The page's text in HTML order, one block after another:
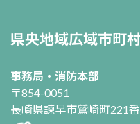
県央地域広域市町
事務局・消防本部
〒854-0051
長崎県諫早市鷲崎町221